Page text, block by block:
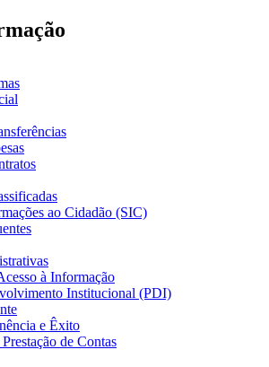
ao Cidadão (SIC)
à Informação
Institucional (PDI)
e Êxito
de Contas